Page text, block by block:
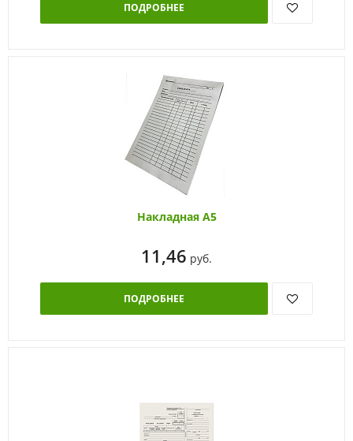
ПОДРОБНЕЕ
Накладная А5
11,46 руб.
ПОДРОБНЕЕ